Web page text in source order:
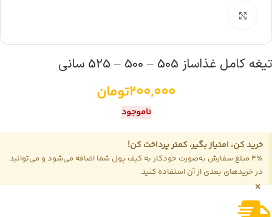
تیغه کامل غذاساز 505 – 500 – 525 سانی
200,000تومان
ناموجود
خرید کن، امتیاز بگیر، کمتر پرداخت کن!
4٪ مبلغ سفارش به‌صورت خودکار به کیف پول شما اضافه می‌شود و می‌توانید
در خریدهای بعدی از آن استفاده کنید.
×